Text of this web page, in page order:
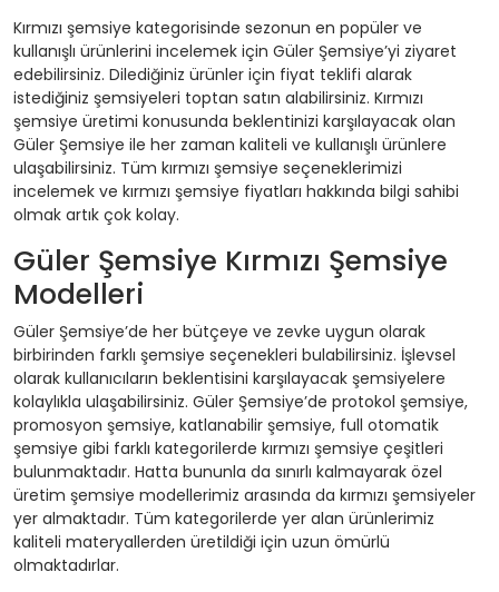
Kırmızı şemsiye kategorisinde sezonun en popüler ve
kullanışlı ürünlerini incelemek için Güler Şemsiye’yi ziyaret
edebilirsiniz. Dilediğiniz ürünler için fiyat teklifi alarak
istediğiniz şemsiyeleri toptan satın alabilirsiniz. Kırmızı
şemsiye üretimi konusunda beklentinizi karşılayacak olan
Güler Şemsiye ile her zaman kaliteli ve kullanışlı ürünlere
ulaşabilirsiniz. Tüm kırmızı şemsiye seçeneklerimizi
incelemek ve kırmızı şemsiye fiyatları hakkında bilgi sahibi
olmak artık çok kolay.
Güler Şemsiye Kırmızı Şemsiye
Modelleri
Güler Şemsiye’de her bütçeye ve zevke uygun olarak
birbirinden farklı şemsiye seçenekleri bulabilirsiniz. İşlevsel
olarak kullanıcıların beklentisini karşılayacak şemsiyelere
kolaylıkla ulaşabilirsiniz. Güler Şemsiye’de protokol şemsiye,
promosyon şemsiye, katlanabilir şemsiye, full otomatik
şemsiye gibi farklı kategorilerde kırmızı şemsiye çeşitleri
bulunmaktadır. Hatta bununla da sınırlı kalmayarak özel
üretim şemsiye modellerimiz arasında da kırmızı şemsiyeler
yer almaktadır. Tüm kategorilerde yer alan ürünlerimiz
kaliteli materyallerden üretildiği için uzun ömürlü
olmaktadırlar.